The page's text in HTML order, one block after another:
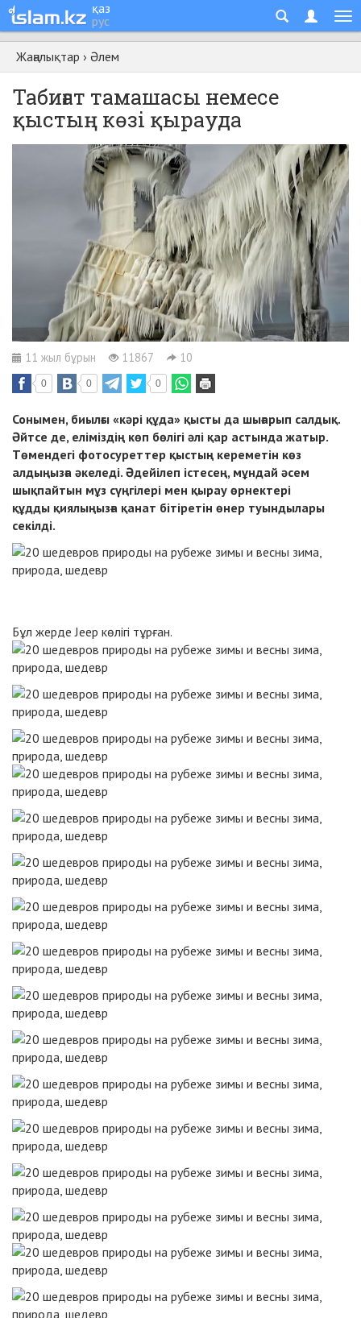
қаз
рус
Жаңалықтар › Әлем
Табиғат тамашасы немесе
қыстың көзі қырауда
11 жыл бұрын 11867 10
0 0 0
Сонымен, биылғы «кәрі құда» қысты да шығарып салдық.
Әйтсе де, еліміздің көп бөлігі әлі қар астында жатыр.
Төмендегі фотосуреттер қыстың кереметін көз
алдыңызға әкеледі. Әдейілеп істесең, мұндай әсем
шықпайтын мұз сүңгілері мен қырау өрнектері
құдды қиялыңызға қанат бітіретін өнер туындылары
секілді.
Бұл жерде Jeep көлігі тұрған.